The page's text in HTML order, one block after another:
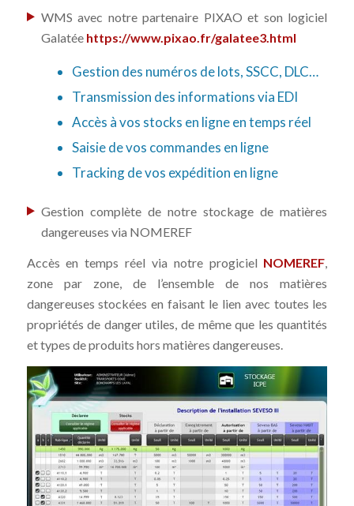
WMS avec notre partenaire PIXAO et son logiciel
Galatée https://www.pixao.fr/galatee3.html
Gestion des numéros de lots, SSCC, DLC…
Transmission des informations via EDI
Accès à vos stocks en ligne en temps réel
Saisie de vos commandes en ligne
Tracking de vos expédition en ligne
Gestion complète de notre stockage de matières
dangereuses via NOMEREF
Accès en temps réel via notre progiciel NOMEREF,
zone par zone, de l’ensemble de nos matières
dangereuses stockées en faisant le lien avec toutes les
propriétés de danger utiles, de même que les quantités
et types de produits hors matières dangereuses.